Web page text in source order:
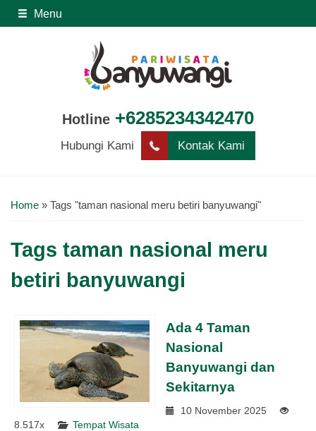
Menu
Hotline +6285234342470
Hubungi Kami Kontak Kami
Home » Tags "taman nasional meru betiri banyuwangi"
Tags taman nasional meru
betiri banyuwangi
Ada 4 Taman
Nasional
Banyuwangi dan
Sekitarnya
10 November 2025
8.517x
Tempat Wisata